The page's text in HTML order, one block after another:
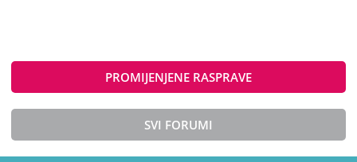
PROMIJENJENE RASPRAVE
SVI FORUMI